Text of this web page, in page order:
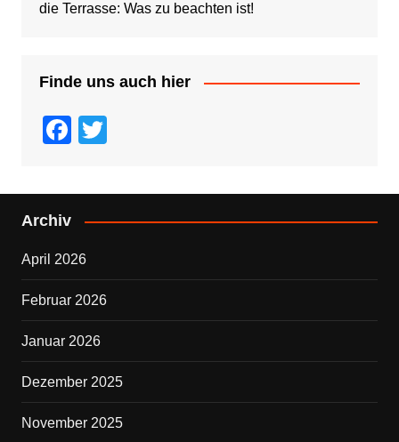
die Terrasse: Was zu beachten ist!
Finde uns auch hier
F
c
e
o
o
k
tt
er
Archiv
April 2026
Februar 2026
Januar 2026
Dezember 2025
November 2025